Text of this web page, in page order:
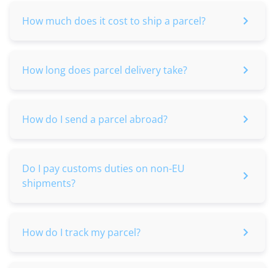
How much does it cost to ship a parcel?
How long does parcel delivery take?
How do I send a parcel abroad?
Do I pay customs duties on non-EU
shipments?
How do I track my parcel?